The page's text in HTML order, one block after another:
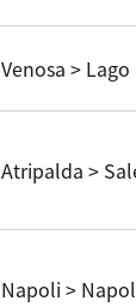
Venosa >
Atripalda >
Napoli >